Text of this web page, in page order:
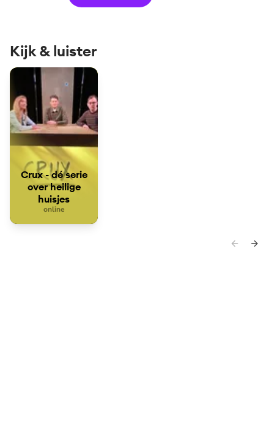
Kijk & luister
online
Crux - dé serie
over heilige
huisjes
Crux - dé serie over heilige huisjes